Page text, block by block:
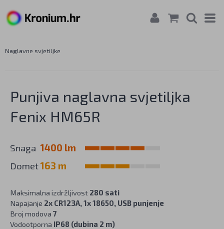
Naglavne svjetiljke
Punjiva naglavna svjetiljka
Fenix HM65R
Snaga 1400 lm
Domet163 m
Maksimalna izdržljivost 280 sati
Napajanje 2x CR123A, 1x 18650, USB punjenje
Broj modova 7
Vodootporna IP68 (dubina 2 m)